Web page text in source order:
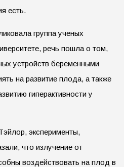
есть.
группа ученых
речь пошла о том,
устройств беременными
на развитие плода, а также
гиперактивности у
эксперименты,
что излучение от
воздействовать на плод в